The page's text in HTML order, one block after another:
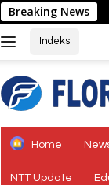
Breaking News
Bupati Ende:
Indeks
Home
NTT Update